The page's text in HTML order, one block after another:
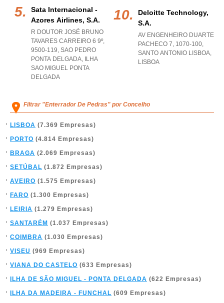
Sata Internacional -
Azores Airlines, S.a.
R DOUTOR JOSÉ BRUNO
TAVARES CARREIRO 6 9º,
9500-119, SAO PEDRO
PONTA DELGADA, ILHA
SAO MIGUEL PONTA
DELGADA
Deloitte Technology,
S.a.
AV ENGENHEIRO DUARTE
PACHECO 7, 1070-100,
SANTO ANTONIO LISBOA,
LISBOA
Filtrar "Enterrador De Pedras" por Concelho
LISBOA (7.369 Empresas)
PORTO (4.814 Empresas)
BRAGA (2.069 Empresas)
SETÚBAL (1.872 Empresas)
AVEIRO (1.575 Empresas)
FARO (1.300 Empresas)
LEIRIA (1.279 Empresas)
SANTARÉM (1.037 Empresas)
COIMBRA (1.030 Empresas)
VISEU (969 Empresas)
VIANA DO CASTELO (633 Empresas)
ILHA DE SÃO MIGUEL - PONTA DELGADA (622 Empresas)
ILHA DA MADEIRA - FUNCHAL (609 Empresas)